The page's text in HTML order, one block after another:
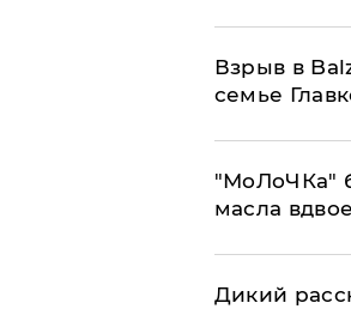
Взрыв в
семье
​"МоЛоЧКа"
масла
Дикий